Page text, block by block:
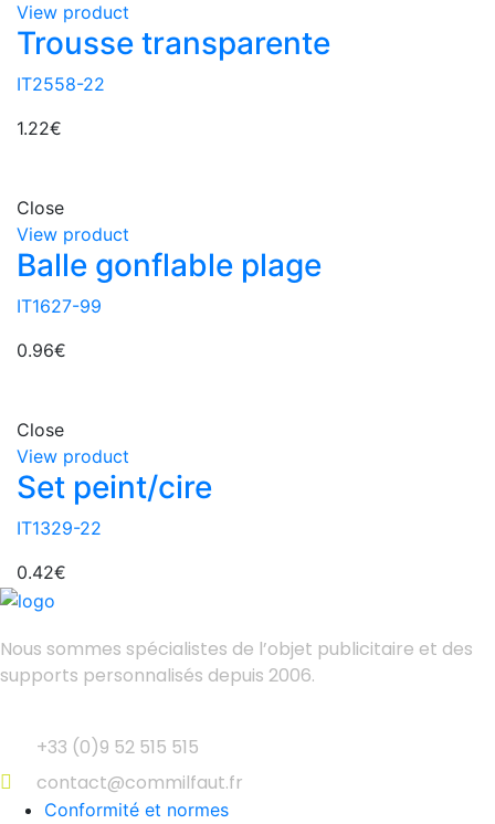
View product
Trousse transparente
IT2558-22
1.22€
Close
View product
Balle gonflable plage
IT1627-99
0.96€
Close
View product
Set peint/cire
IT1329-22
0.42€
Nous sommes spécialistes de l’objet publicitaire et des
supports personnalisés depuis 2006.
+33 (0)9 52 515 515
contact@commilfaut.fr
Conformité et normes